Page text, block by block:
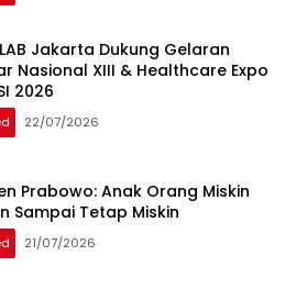
Jakarta Dukung Gelaran
Nasional XIII & Healthcare Expo
2026
22/07/2026
Prabowo: Anak Orang Miskin
Sampai Tetap Miskin
21/07/2026